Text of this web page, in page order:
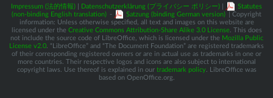
Impressum (法的情報) Datenschutzerklärung (プライバシー ポリシー)
Statutes
(non-binding English translation) - Satzung (binding German version)
| Copyright
information: Unless otherwise specified, all text and images on this website are
licensed under the Creative Commons Attribution-Share Alike 3.0 License. This does
not include the source code of LibreOffice, which is licensed under the Mozilla Public
License v2.0 . “LibreOffice” and “The Document Foundation” are registered trademarks
of their corresponding registered owners or are in actual use as trademarks in one or
more countries. Their respective logos and icons are also subject to international
copyright laws. Use thereof is explained in our trademark policy. LibreOffice was
based on OpenOffice.org.